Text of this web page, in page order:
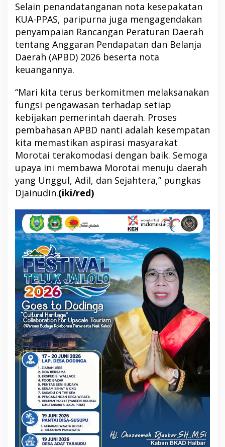
Selain penandatanganan nota kesepakatan
KUA-PPAS, paripurna juga mengagendakan
penyampaian Rancangan Peraturan Daerah
tentang Anggaran Pendapatan dan Belanja
Daerah (APBD) 2026 beserta nota
keuangannya.
“Mari kita terus berkomitmen melaksanakan
fungsi pengawasan terhadap setiap
kebijakan pemerintah daerah. Proses
pembahasan APBD nanti adalah kesempatan
kita memastikan aspirasi masyarakat
Morotai terakomodasi dengan baik. Semoga
upaya ini membawa Morotai menuju daerah
yang Unggul, Adil, dan Sejahtera,” pungkas
Djainudin.(iki/red)